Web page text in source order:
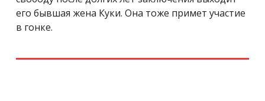
его бывшая жена Куки. Она тоже примет участие
в гонке.